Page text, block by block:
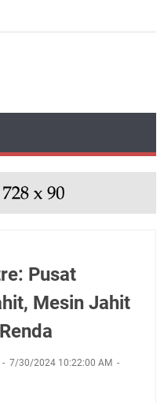
Pusat
Mesin Jahit
7/30/2024 10:22:00 AM